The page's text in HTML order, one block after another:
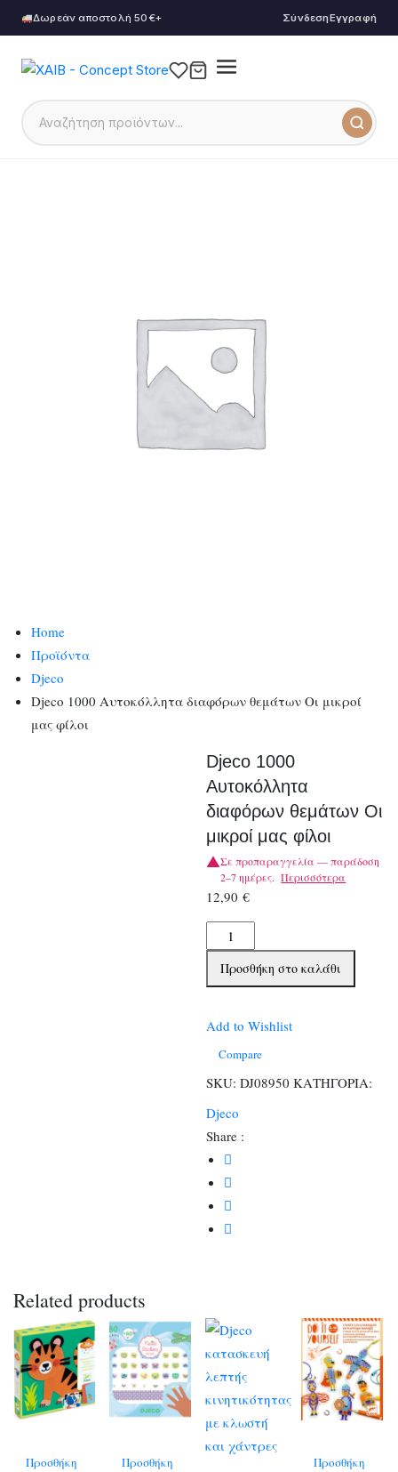
Δωρεάν αποστολή 50€+ ΣύνδεσηΕγγραφή
Home
Προϊόντα
Djeco
Djeco 1000 Αυτοκόλλητα διαφόρων θεμάτων Οι μικροί
μας φίλοι
Djeco 1000
Αυτοκόλλητα
διαφόρων θεμάτων Οι
μικροί μας φίλοι
Σε προπαραγγελία — παράδοση
2–7 ημέρες. Περισσότερα
12,90€
Djeco
1000
Αυτοκόλλητα
θεμάτων
Οι
φίλοι
ποσότητα
Προσθήκη στο καλάθι
Add to Wishlist
Compare
SKU: DJ08950 ΚΑΤΗΓΟΡΙΑ:
Djeco
Share :
Related products
Προσθήκη Προσθήκη Προσθήκη